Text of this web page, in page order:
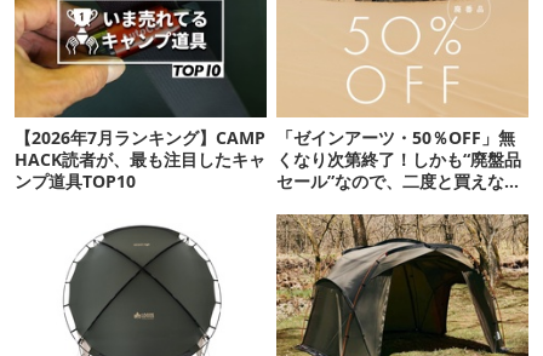
【2026年7月ランキング】CAMP
HACK読者が、最も注目したキャ
ンプ道具TOP10
「ゼインアーツ・50％OFF」無
くなり次第終了！しかも“廃盤品
セール”なので、二度と買えない